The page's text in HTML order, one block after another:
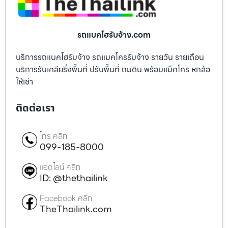
รถแบคโฮรับจ้าง.com
บริการรถแบคโฮรับจ้าง รถแมคโครรับจ้าง รายวัน รายเดือน
บริการรับเคลียริ่งพื้นที่ ปรับพื้นที่ ถมดิน พร้อมแม็คโคร หกล้อ
ให้เช่า
ติดต่อเรา
โทร คลิก
099-185-8000
แอดไลน์ คลิก
ID: @thethailink
Facebook คลิก
TheThailink.com